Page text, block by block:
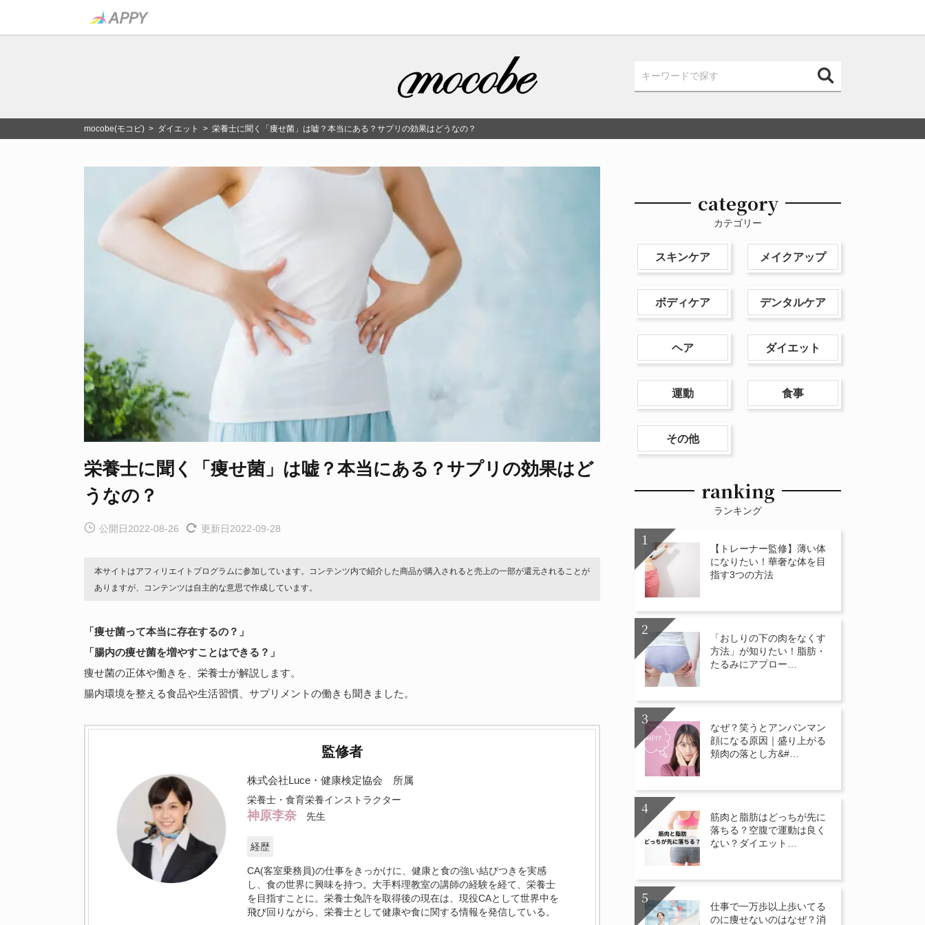
mocobe(モコビ) > ダイエット > 栄養士に聞く「痩せ菌」は嘘？本当にある？サプリの効果はどうなの？
栄養士に聞く「痩せ菌」は嘘？本当にある？サプリの効果はど
うなの？
公開日2022-08-26 更新日2022-09-28
本サイトはアフィリエイトプログラムに参加しています。コンテンツ内で紹介した商品が購入されると売上の一部が還元されることが
ありますが、コンテンツは自主的な意思で作成しています。
「痩せ菌って本当に存在するの？」
「腸内の痩せ菌を増やすことはできる？」
痩せ菌の正体や働きを、栄養士が解説します。
腸内環境を整える食品や生活習慣、サプリメントの働きも聞きました。
監修者
株式会社Luce・健康検定協会 所属
栄養士・食育栄養インストラクター
神原李奈 先生
経歴
CA(客室乗務員)の仕事をきっかけに、健康と食の強い結びつきを実感
し、食の世界に興味を持つ。大手料理教室の講師の経験を経て、栄養士
を目指すことに。栄養士免許を取得後の現在は、現役CAとして世界中を
飛び回りながら、栄養士として健康や食に関する情報を発信している。
category
カテゴリー
スキンケア メイクアップ
ボディケア デンタルケア
ヘア ダイエット
運動 食事
その他
ranking
ランキング
【トレーナー監修】薄い体
になりたい！華奢な体を目
指す3つの方法
「おしりの下の肉をなくす
方法」が知りたい！脂肪・
たるみにアプロー…
なぜ？笑うとアンパンマン
顔になる原因｜盛り上がる
頬肉の落とし方&#…
筋肉と脂肪はどっちが先に
落ちる？空腹で運動は良く
ない？ダイエット…
仕事で一万歩以上歩いてる
のに痩せないのはなぜ？消